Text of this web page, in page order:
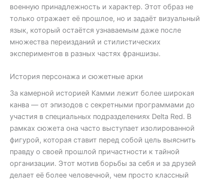
военную принадлежность и характер. Этот образ не
только отражает её прошлое, но и задаёт визуальный
язык, который остаётся узнаваемым даже после
множества переизданий и стилистических
экспериментов в разных частях франшизы.
История персонажа и сюжетные арки
За камерной историей Камми лежит более широкая
канва — от эпизодов с секретными программами до
участия в специальных подразделениях Delta Red. В
рамках сюжета она часто выступает изолированной
фигурой, которая ставит перед собой цель выяснить
правду о своей прошлой причастности к тайной
организации. Этот мотив борьбы за себя и за друзей
делает её более человечной, чем просто классный